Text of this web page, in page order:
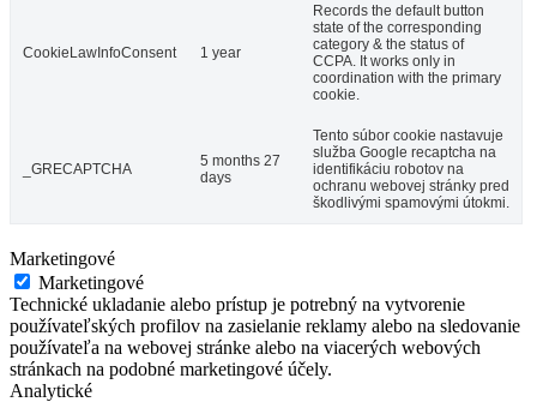
CookieLawInfoConsent 1 year
Records the default button
state of the corresponding
category & the status of
CCPA. It works only in
coordination with the primary
cookie.
_GRECAPTCHA
5 months 27
days
Tento súbor cookie nastavuje
služba Google recaptcha na
identifikáciu robotov na
ochranu webovej stránky pred
škodlivými spamovými útokmi.
Marketingové
Marketingové
Technické ukladanie alebo prístup je potrebný na vytvorenie
používateľských profilov na zasielanie reklamy alebo na sledovanie
používateľa na webovej stránke alebo na viacerých webových
stránkach na podobné marketingové účely.
Analytické